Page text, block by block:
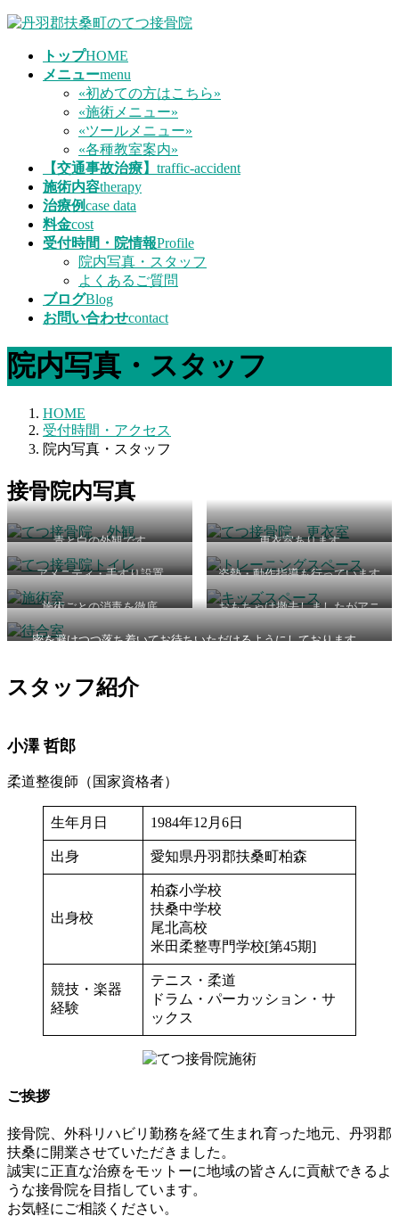
コ
ナ
トップHOME
メニューmenu
«初めての方はこちら»
«施術メニュー»
«ツールメニュー»
«各種教室案内»
【交通事故治療】 traffic-accident
施術内容therapy
治療例case data
料金cost
受付時間・院情報Profile
院内写真・スタッフ
よくあるご質問
ブログBlog
お問い合わせcontact
院内写真・スタッフ
HOME
受付時間・アクセス
院内写真・スタッフ
接骨院内写真
青と白の外観です 更衣室あります
アメニティ・手すり設置 姿勢・動作指導も行っています
施術ごとの消毒を徹底
おもちゃは撤去しましたがアニ
メ・映画・子供番組の録画をご
用意しています。
密を避けつつ落ち着いてお待ちいただけるようにしております。
スタッフ紹介
小澤 哲郎
柔道整復師（国家資格者）
生年月日 1984年12月6日
出身 愛知県丹羽郡扶桑町柏森
出身校
柏森小学校
扶桑中学校
尾北高校
米田柔整専門学校[第45期]
競技・楽器
経験
テニス・柔道
ドラム・パーカッション・サ
ックス
ご挨拶
接骨院、外科リハビリ勤務を経て生まれ育った地元、丹羽郡
扶桑に開業させていただきました。
誠実に正直な治療をモットーに地域の皆さんに貢献できるよ
うな接骨院を目指しています。
お気軽にご相談ください。